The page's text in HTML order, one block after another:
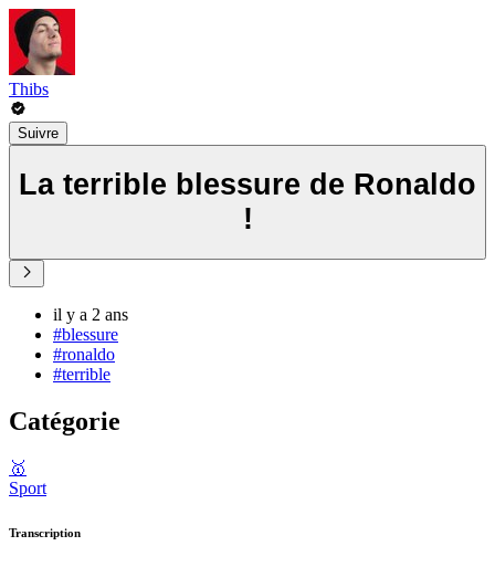
Thibs
Suivre
La terrible blessure de Ronaldo
!
il y a 2 ans
#blessure
#ronaldo
#terrible
Catégorie
🥇
Sport
Transcription